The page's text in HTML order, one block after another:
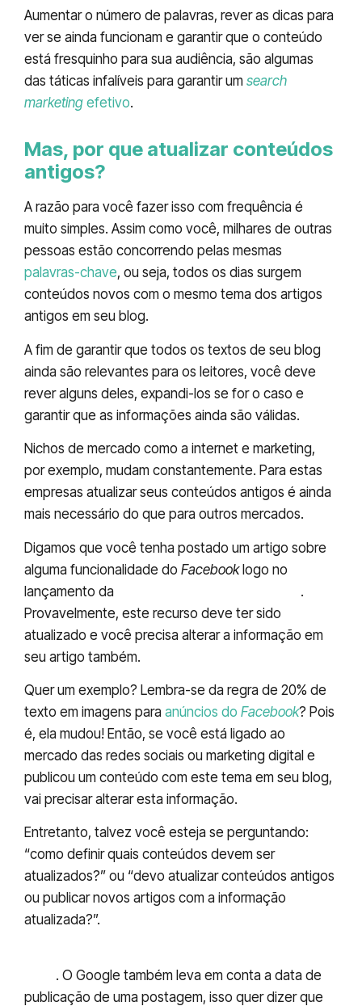
Aumentar o número de palavras, rever as dicas para
ver se ainda funcionam e garantir que o conteúdo
está fresquinho para sua audiência, são algumas
das táticas infalíveis para garantir um search
marketing efetivo.
Mas, por que atualizar conteúdos
antigos?
A razão para você fazer isso com frequência é
muito simples. Assim como você, milhares de outras
pessoas estão concorrendo pelas mesmas
palavras-chave, ou seja, todos os dias surgem
conteúdos novos com o mesmo tema dos artigos
antigos em seu blog.
A fim de garantir que todos os textos de seu blog
ainda são relevantes para os leitores, você deve
rever alguns deles, expandi-los se for o caso e
garantir que as informações ainda são válidas.
Nichos de mercado como a internet e marketing,
por exemplo, mudam constantemente. Para estas
empresas atualizar seus conteúdos antigos é ainda
mais necessário do que para outros mercados.
Digamos que você tenha postado um artigo sobre
alguma funcionalidade do Facebooklogo no
lançamento da
.
Provavelmente, este recurso deve ter sido
atualizado e você precisa alterar a informação em
seu artigo também.
Quer um exemplo? Lembra-se da regra de 20% de
texto em imagens para anúncios do Facebook? Pois
é, ela mudou! Então, se você está ligado ao
mercado das redes sociais ou marketing digital e
publicou um conteúdo com este tema em seu blog,
vai precisar alterar esta informação.
Entretanto, talvez você esteja se perguntando:
“como definir quais conteúdos devem ser
atualizados?” ou “devo atualizar conteúdos antigos
ou publicar novos artigos com a informação
atualizada?”.
. O Google também leva em conta a data de
publicação de uma postagem, isso quer dizer que